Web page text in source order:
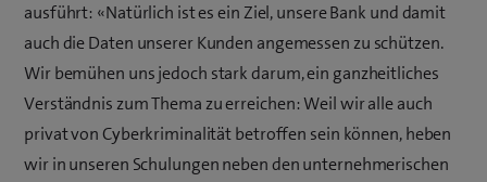
ausführt: «Natürlich ist es ein Ziel, unsere Bank und damit
auch die Daten unserer Kunden angemessen zu schützen.
Wir bemühen uns jedoch stark darum, ein ganzheitliches
Verständnis zum Thema zu erreichen: Weil wir alle auch
privat von Cyberkriminalität betroffen sein können, heben
wir in unseren Schulungen neben den unternehmerischen